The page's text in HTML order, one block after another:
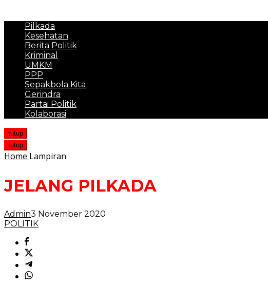
Pilkada
Kesehatan
Berita Politik
Kriminal
UMKM
PPP
Sepakbola Kita
Gerindra
Partai Politik
Kolaborasi
tutup
tutup
Home Lampiran
JELANG PILKADA
Admin3 November 2020
POLITIK